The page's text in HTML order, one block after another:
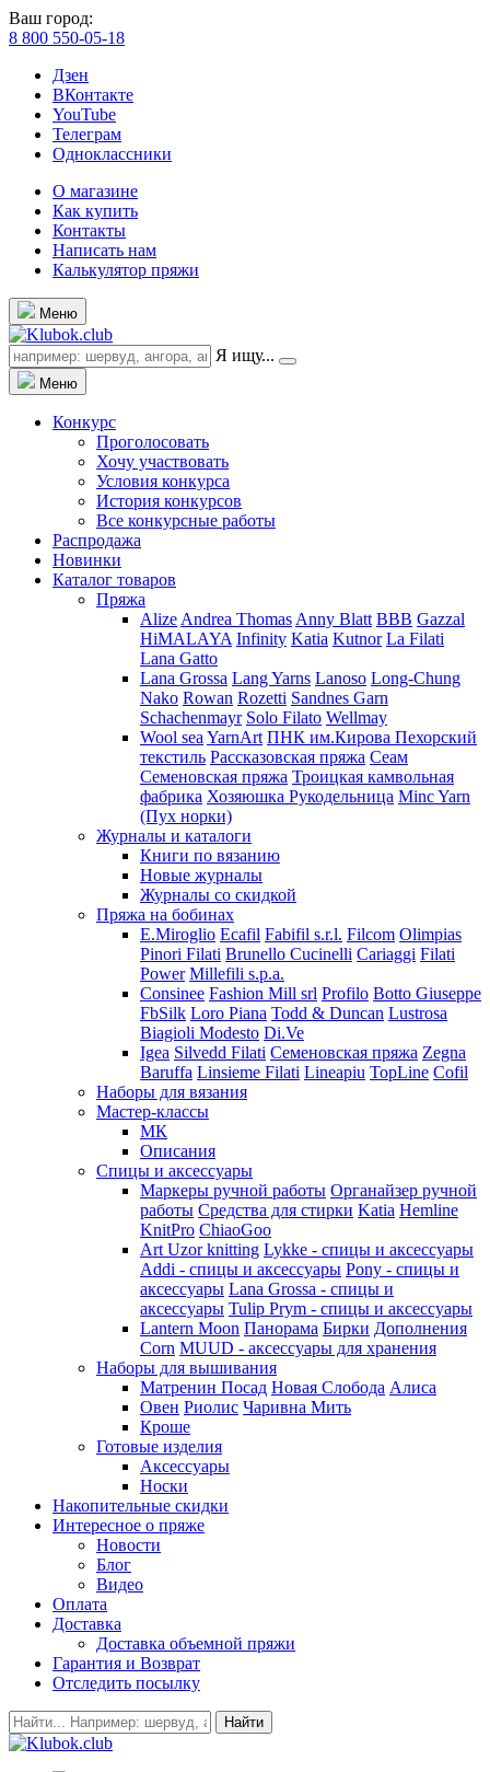
Ваш город:
8 800 550-05-18
Дзен
ВКонтакте
YouTube
Телеграм
Одноклассники
О магазине
Как купить
Контакты
Написать нам
Калькулятор пряжи
Меню
Я ищу...
Меню
Конкурс
Проголосовать
Хочу участвовать
Условия конкурса
История конкурсов
Все конкурсные работы
Распродажа
Новинки
Каталог товаров
Пряжа
Alize Andrea Thomas Anny Blatt BBB Gazzal
HiMALAYA Infinity Katia Kutnor La Filati
Lana Gatto
Lana Grossa Lang Yarns Lanoso Long-Chung
Nako Rowan Rozetti Sandnes Garn
Schachenmayr Solo Filato Wellmay
Wool sea YarnArt ПНК им.Кирова Пехорский
текстиль Рассказовская пряжа Сеам
Семеновская пряжа Троицкая камвольная
фабрика Хозяюшка Рукодельница Minc Yarn
(Пух норки)
Журналы и каталоги
Книги по вязанию
Новые журналы
Журналы со скидкой
Пряжа на бобинах
E.Miroglio Ecafil Fabifil s.r.l. Filcom Olimpias
Pinori Filati Brunello Cucinelli Cariaggi Filati
Power Millefili s.p.a.
Consinee Fashion Mill srl Profilo Botto Giuseppe
FbSilk Loro Piana Todd & Duncan Lustrosa
Biagioli Modesto Di.Ve
Igea Silvedd Filati Семеновская пряжа Zegna
Baruffa Linsieme Filati Lineapiu TopLine Cofil
Наборы для вязания
Мастер-классы
МК
Описания
Спицы и аксессуары
Маркеры ручной работы Органайзер ручной
работы Средства для стирки Katia Hemline
KnitPro ChiaoGoo
Art Uzor knitting Lykke - спицы и аксессуары
Addi - спицы и аксессуары Pony - спицы и
аксессуары Lana Grossa - спицы и
аксессуары Tulip Prym - спицы и аксессуары
Lantern Moon Панорама Бирки Дополнения
Corn MUUD - аксессуары для хранения
Наборы для вышивания
Матренин Посад Новая Слобода Алиса
Овен Риолис Чаривна Мить
Кроше
Готовые изделия
Аксессуары
Носки
Накопительные скидки
Интересное о пряже
Новости
Блог
Видео
Оплата
Доставка
Доставка объемной пряжи
Гарантия и Возврат
Отследить посылку
Найти